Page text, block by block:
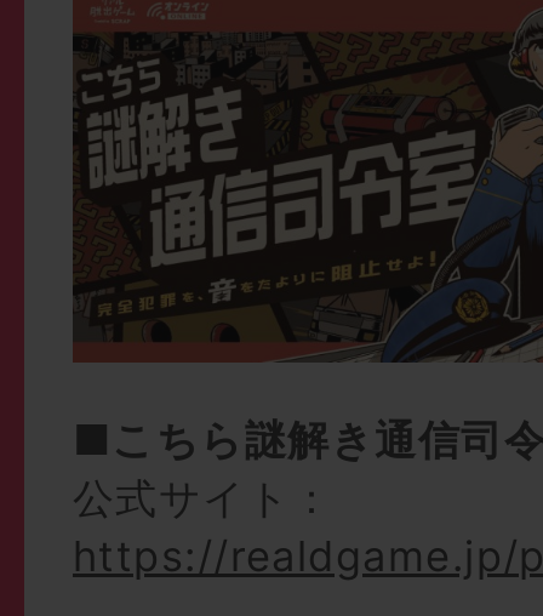
■こちら謎解き通信司
公式サイト：
https://realdgame.jp/